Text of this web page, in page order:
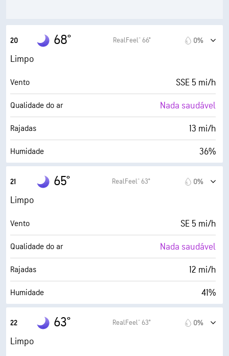
20 68° RealFeel® 66° 0%
Limpo
Vento SSE 5 mi/h
Qualidade do ar Nada saudável
Rajadas 13 mi/h
Humidade 36%
Ponto de orvalho
AccuLumen Brightness Index™
Cobertura de nuvens 0%
Visibilidade 9 milhas
Teto de nuvens 30000 pés
21 65° RealFeel® 63° 0%
Limpo
Vento SE 5 mi/h
Qualidade do ar Nada saudável
Rajadas 12 mi/h
Humidade 41%
Ponto de orvalho
AccuLumen Brightness Index™
22 63° RealFeel® 63° 0%
Limpo